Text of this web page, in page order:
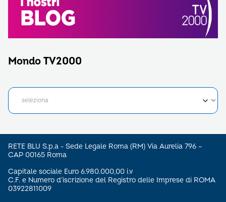
Mondo TV2000
RETE BLU S.p.a - Sede Legale Roma (RM) Via Aurelia 796 –
CAP 00165 Roma
Capitale sociale Euro 6.980.000,00 i.v
C.F. e Numero d’iscrizione del Registro delle Imprese di ROMA
03922811009